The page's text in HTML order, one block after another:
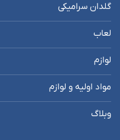
گلدان سرامیکی
لعاب
لوازم
مواد اولیه و لوازم
وبلاگ